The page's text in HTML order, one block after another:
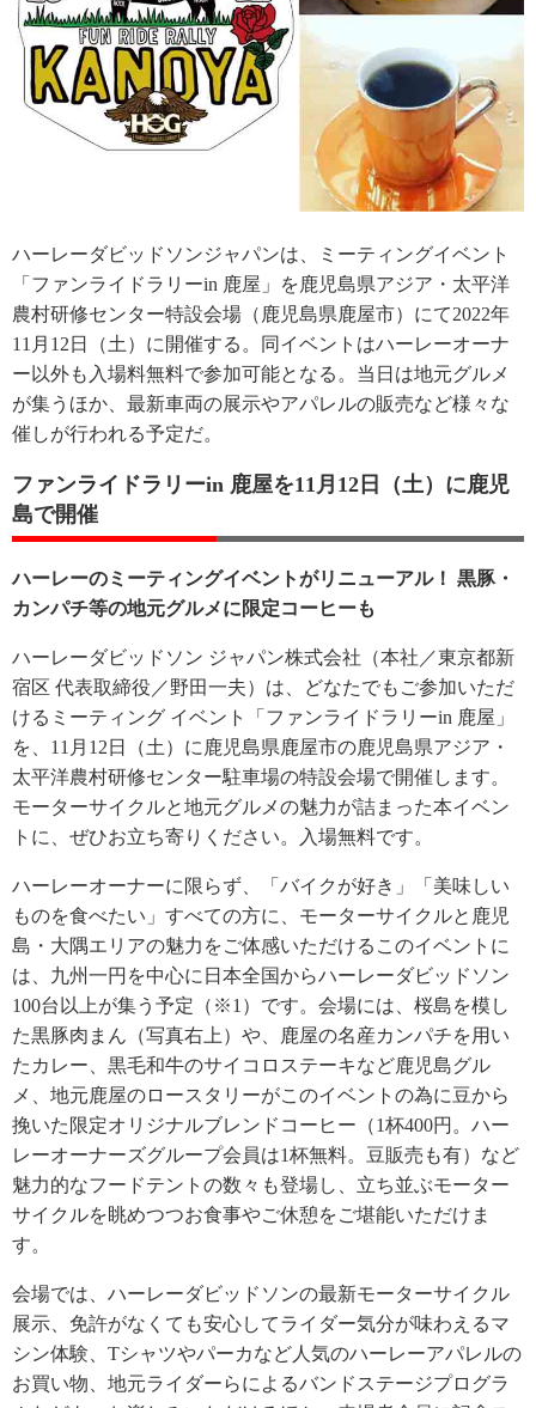
ハーレーダビッドソンジャパンは、ミーティングイベント
「ファンライドラリーin 鹿屋」を鹿児島県アジア・太平洋
農村研修センター特設会場（鹿児島県鹿屋市）にて2022年
11月12日（土）に開催する。同イベントはハーレーオーナ
ー以外も入場料無料で参加可能となる。当日は地元グルメ
が集うほか、最新車両の展示やアパレルの販売など様々な
催しが行われる予定だ。
ファンライドラリーin 鹿屋を11月12日（土）に鹿児
島で開催
ハーレーのミーティングイベントがリニューアル！ 黒豚・
カンパチ等の地元グルメに限定コーヒーも
ハーレーダビッドソン ジャパン株式会社（本社／東京都新
宿区 代表取締役／野田一夫）は、どなたでもご参加いただ
けるミーティング イベント「ファンライドラリーin 鹿屋」
を、11月12日（土）に鹿児島県鹿屋市の鹿児島県アジア・
太平洋農村研修センター駐車場の特設会場で開催します。
モーターサイクルと地元グルメの魅力が詰まった本イベン
トに、ぜひお立ち寄りください。入場無料です。
ハーレーオーナーに限らず、「バイクが好き」「美味しい
ものを食べたい」すべての方に、モーターサイクルと鹿児
島・大隅エリアの魅力をご体感いただけるこのイベントに
は、九州一円を中心に日本全国からハーレーダビッドソン
100台以上が集う予定（※1）です。会場には、桜島を模し
た黒豚肉まん（写真右上）や、鹿屋の名産カンパチを用い
たカレー、黒毛和牛のサイコロステーキなど鹿児島グル
メ、地元鹿屋のロースタリーがこのイベントの為に豆から
挽いた限定オリジナルブレンドコーヒー（1杯400円。ハー
レーオーナーズグループ会員は1杯無料。豆販売も有）など
魅力的なフードテントの数々も登場し、立ち並ぶモーター
サイクルを眺めつつお食事やご休憩をご堪能いただけま
す。
会場では、ハーレーダビッドソンの最新モーターサイクル
展示、免許がなくても安心してライダー気分が味わえるマ
シン体験、Tシャツやパーカなど人気のハーレーアパレルの
お買い物、地元ライダーらによるバンドステージプログラ